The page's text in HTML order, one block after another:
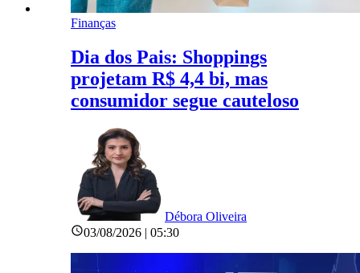
Finanças
Dia dos Pais: Shoppings
projetam R$ 4,4 bi, mas
consumidor segue cauteloso
Débora Oliveira
03/08/2026 | 05:30